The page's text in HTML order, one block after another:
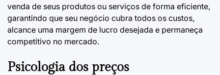
venda de seus produtos ou serviços de forma eficiente,
garantindo que seu negócio cubra todos os custos,
alcance uma margem de lucro desejada e permaneça
competitivo no mercado.
Psicologia dos preços